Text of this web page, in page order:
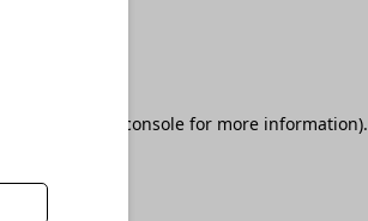
browser console for more information).